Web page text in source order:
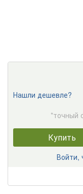
Нашли дешевле?
*точный
Купить
Войти,